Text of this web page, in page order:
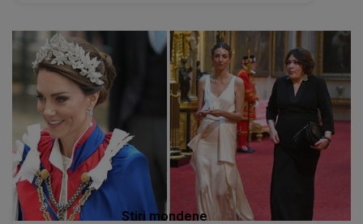
Stiri mondene